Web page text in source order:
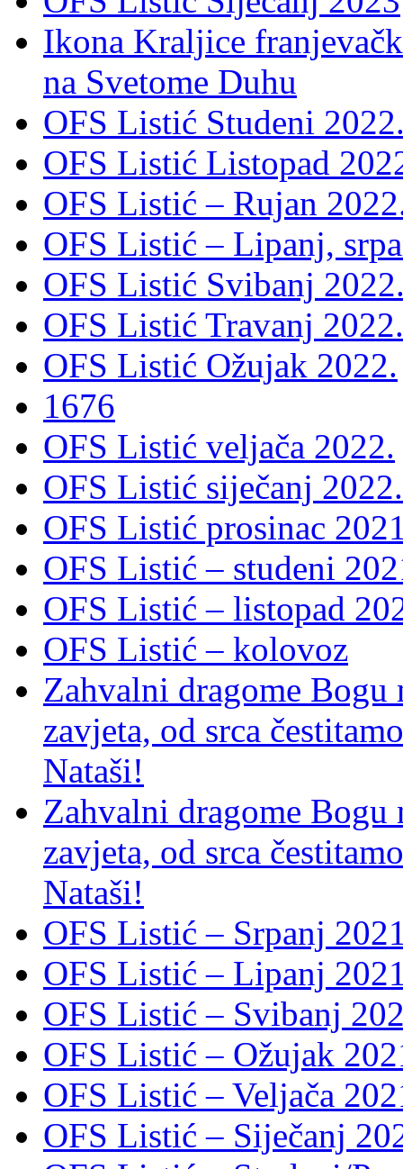
Ikona Kraljice
na Svetome Duhu
OFS Listić Studeni
OFS Listić Listopad
OFS Listić – Rujan
OFS Listić – Lipanj,
OFS Listić Svibanj
OFS Listić Travanj 2022.
OFS Listić Ožujak 2022.
1676
OFS Listić veljača 2022.
OFS Listić siječanj 2022.
OFS Listić prosinac
OFS Listić – studeni
OFS Listić – listopad
OFS Listić – kolovoz
Zahvalni dragome Bogu
zavjeta, od srca
Nataši!
Zahvalni dragome Bogu
zavjeta, od srca
Nataši!
OFS Listić – Srpanj
OFS Listić – Lipanj
OFS Listić – Svibanj
OFS Listić – Ožujak
OFS Listić – Veljača
OFS Listić – Siječanj